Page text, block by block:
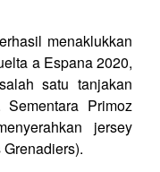
menaklukkan
a Espana 2020,
satu tanjakan
Primoz
jersey